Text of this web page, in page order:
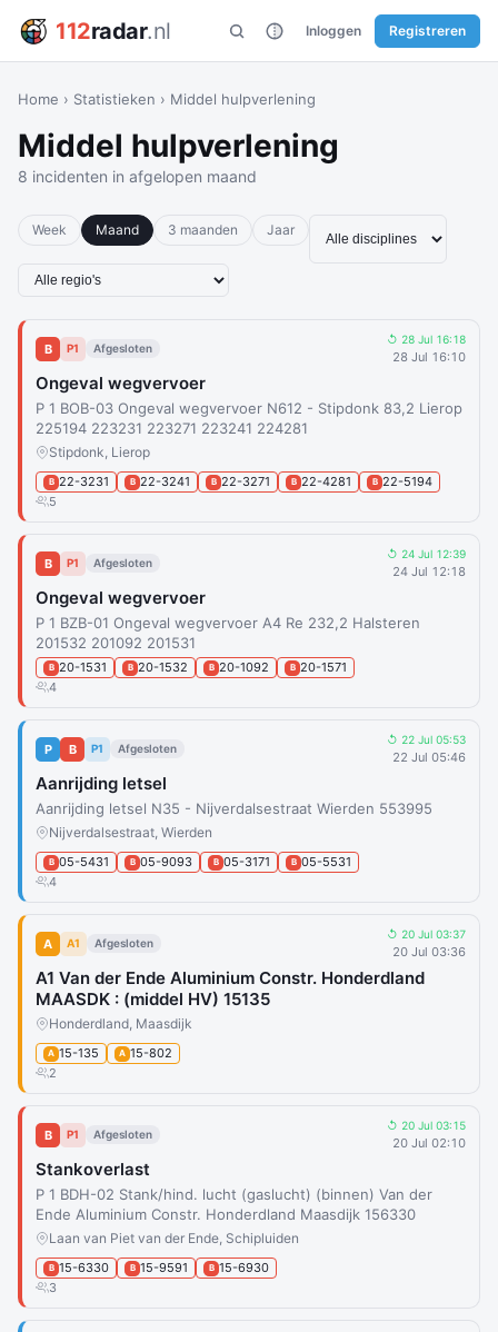
112radar.nl Inloggen Registreren
Home › Statistieken › Middel hulpverlening
Middel hulpverlening
8 incidenten in afgelopen maand
Week Maand 3 maanden Jaar
B P1 Afgesloten
↺ 28 Jul 16:18
28 Jul 16:10
Ongeval wegvervoer
P 1 BOB-03 Ongeval wegvervoer N612 - Stipdonk 83,2 Lierop
225194 223231 223271 223241 224281
Stipdonk, Lierop
B 22-3231 B 22-3241 B 22-3271 B 22-4281 B 22-5194
5
B P1 Afgesloten
↺ 24 Jul 12:39
24 Jul 12:18
Ongeval wegvervoer
P 1 BZB-01 Ongeval wegvervoer A4 Re 232,2 Halsteren
201532 201092 201531
B 20-1531 B 20-1532 B 20-1092 B 20-1571
4
P B P1 Afgesloten
↺ 22 Jul 05:53
22 Jul 05:46
Aanrijding letsel
Aanrijding letsel N35 - Nijverdalsestraat Wierden 553995
Nijverdalsestraat, Wierden
B 05-5431 B 05-9093 B 05-3171 B 05-5531
4
A A1 Afgesloten
↺ 20 Jul 03:37
20 Jul 03:36
A1 Van der Ende Aluminium Constr. Honderdland
MAASDK : (middel HV) 15135
Honderdland, Maasdijk
A 15-135 A 15-802
2
B P1 Afgesloten
↺ 20 Jul 03:15
20 Jul 02:10
Stankoverlast
P 1 BDH-02 Stank/hind. lucht (gaslucht) (binnen) Van der
Ende Aluminium Constr. Honderdland Maasdijk 156330
Laan van Piet van der Ende, Schipluiden
B 15-6330 B 15-9591 B 15-6930
3